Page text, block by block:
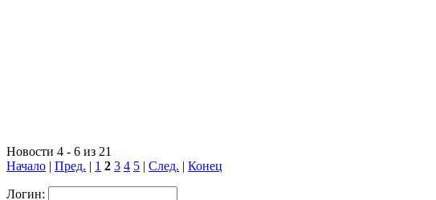
Новости 4 - 6 из 21
Начало | Пред. | 1 2 3 4 5 | След. | Конец
Логин: